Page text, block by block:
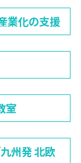
業化の支援
室
九州発 北欧